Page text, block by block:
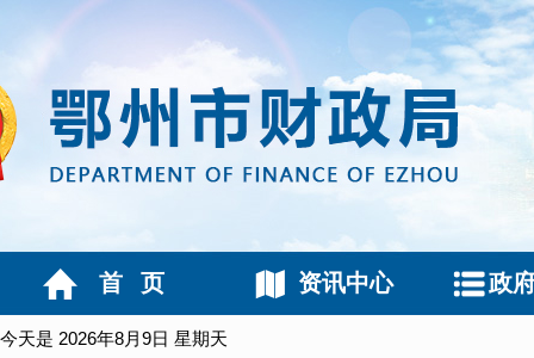
今天是 2026年8月9日 星期天
首 页 资讯中心 政